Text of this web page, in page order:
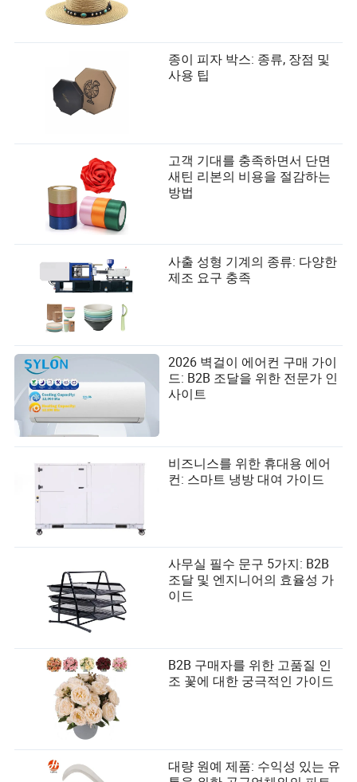
종이 피자 박스: 종류, 장점 및
사용 팁
고객 기대를 충족하면서 단면
새틴 리본의 비용을 절감하는
방법
사출 성형 기계의 종류: 다양한
제조 요구 충족
2026 벽걸이 에어컨 구매 가이
드: B2B 조달을 위한 전문가 인
사이트
비즈니스를 위한 휴대용 에어
컨: 스마트 냉방 대여 가이드
사무실 필수 문구 5가지: B2B
조달 및 엔지니어의 효율성 가
이드
B2B 구매자를 위한 고품질 인
조 꽃에 대한 궁극적인 가이드
대량 원예 제품: 수익성 있는 유